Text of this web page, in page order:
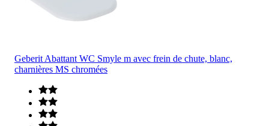
Geberit Abattant WC Smyle m avec frein de chute, blanc,
charnières MS chromées